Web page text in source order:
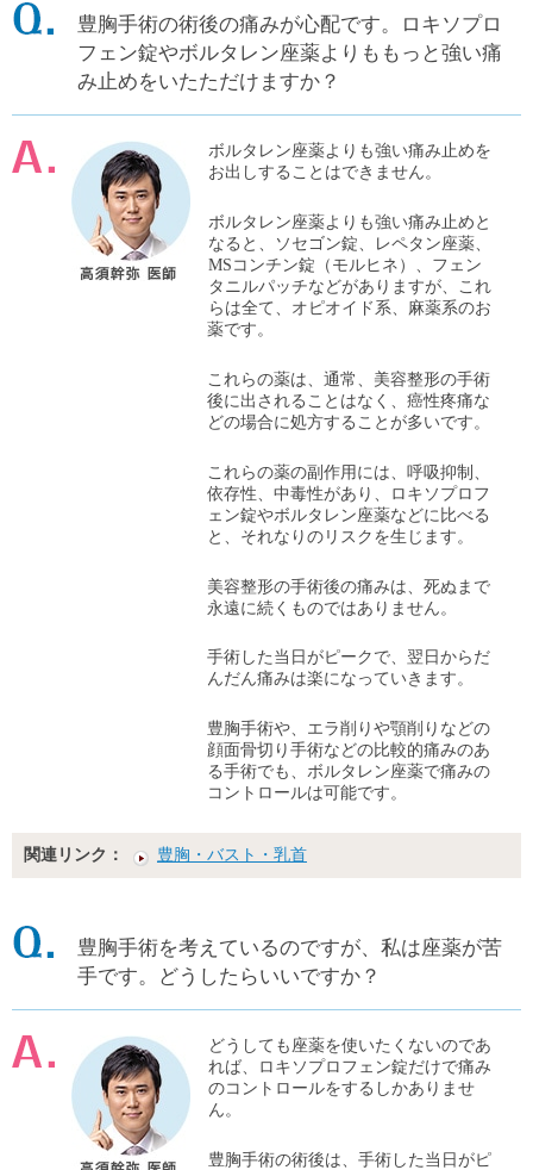
豊胸手術の術後の痛みが心配です。ロキソプロ
フェン錠やボルタレン座薬よりももっと強い痛
み止めをいたただけますか？
ボルタレン座薬よりも強い痛み止めを
お出しすることはできません。
ボルタレン座薬よりも強い痛み止めと
なると、ソセゴン錠、レペタン座薬、
MSコンチン錠（モルヒネ）、フェン
タニルパッチなどがありますが、これ
らは全て、オピオイド系、麻薬系のお
薬です。
これらの薬は、通常、美容整形の手術
後に出されることはなく、癌性疼痛な
どの場合に処方することが多いです。
これらの薬の副作用には、呼吸抑制、
依存性、中毒性があり、ロキソプロフ
ェン錠やボルタレン座薬などに比べる
と、それなりのリスクを生じます。
美容整形の手術後の痛みは、死ぬまで
永遠に続くものではありません。
手術した当日がピークで、翌日からだ
んだん痛みは楽になっていきます。
豊胸手術や、エラ削りや顎削りなどの
顔面骨切り手術などの比較的痛みのあ
る手術でも、ボルタレン座薬で痛みの
コントロールは可能です。
関連リンク： 豊胸・バスト・乳首
豊胸手術を考えているのですが、私は座薬が苦
手です。どうしたらいいですか？
どうしても座薬を使いたくないのであ
れば、ロキソプロフェン錠だけで痛み
のコントロールをするしかありませ
ん。
豊胸手術の術後は、手術した当日がピ